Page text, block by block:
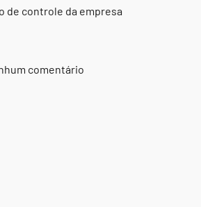
de controle da empresa
comentário